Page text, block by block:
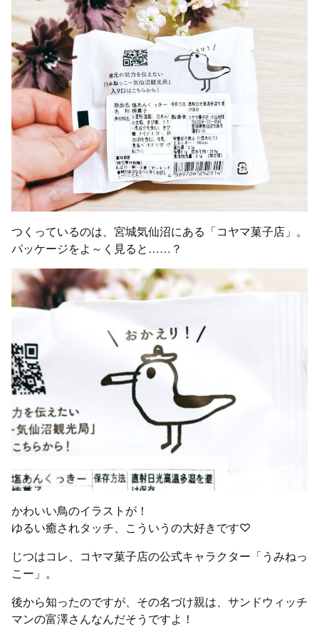
つくっているのは、宮城気仙沼にある「コヤマ菓子店」。
パッケージをよ～く見ると……？
かわいい鳥のイラストが！
ゆるい癒されタッチ、こういうの大好きです♡
じつはコレ、コヤマ菓子店の公式キャラクター「うみねっ
こー」。
後から知ったのですが、その名づけ親は、サンドウィッチ
マンの富澤さんなんだそうですよ！